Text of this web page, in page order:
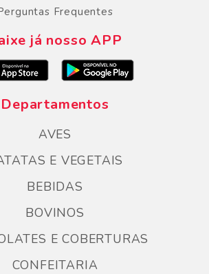
Frequentes
já nosso APP
Departamentos
AVES
E VEGETAIS
BEBIDAS
BOVINOS
E COBERTURAS
CONFEITARIA